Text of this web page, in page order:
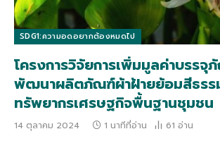
SDG1:ความอดอยากต้องหมดไป
โครงการวิจัยการเพิ่มมูลค่าบรรจุ
พัฒนาผลิตภัณฑ์ผ้าฝ้ายย้อมสีธรร
ทรัพยากรเศรษฐกิจพื้นฐานชุมชน
14 ตุลาคม 2024 1 นาทีที่อ่าน 61 อ่าน